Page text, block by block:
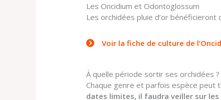
Les Oncidium et Odontoglossum
Les orchidées pluie d’or
Voir la fiche de culture de
À quelle période sortir ses orchidées ?
Chaque genre et parfois espèce peut
dates limites, il faudra veiller sur